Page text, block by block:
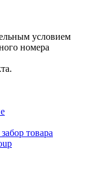
условием
номера
товара